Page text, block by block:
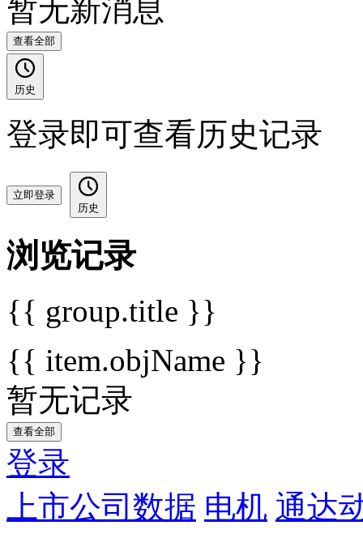
暂无新消息
查看全部
历史
登录即可查看历史记录
立即登录
历史
浏览记录
{{ group.title }}
{{ item.objName }}
暂无记录
查看全部
登录
上市公司数据 电机 通达